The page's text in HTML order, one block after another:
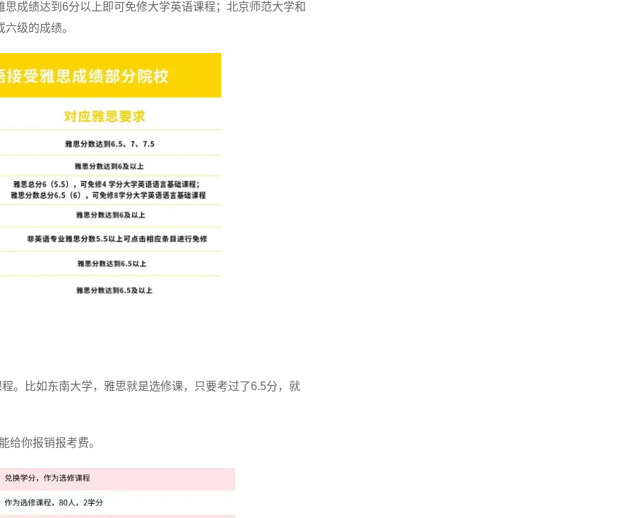
绩达到6分以上即可免修大学英语课程；北京师范大学和
级的成绩。
比如东南大学，雅思就是选修课，只要考过了6.5分，就
你报销报考费。